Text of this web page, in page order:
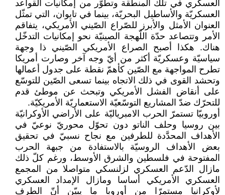
العسكري في تلك المنطقة وتطوّر من إمكانيات القواعد
العسكريّة والأساطيل البحريّة، بينما في تايوان، التي تمثّل
العنوان الأمثل والأبرز للصّراع الصّيني الأمريكي، يتفاقم
الأمر وتتصاعد حدّة اللّهجة الصينيّة نحو إمكانيات التدخّل
هناك. هكذا أصبح الصراع الأمريكي الصّيني ذا وجهة
سياسيّة وعسكريّة أكثر من أيّ وجه آخر وصارت أمريكا
تطرح المواجهة مع الصّين كأهمّ نقطة على جدول أعمالها
وتحشد القوى في ذلك الاتجاه بينما تسعى الصّين للتوسّع
على أنقاض الفشل الأمريكي وتبحث عن موطئ قدم
للتحرّك ضدّ المشاريع التوسّعيّة الاستعماريّة الأمريكيّة.
أوروبيّا تستمرّ الحرب الامبرياليّة على الأراضي الأوكرانيّة
بين روسيا وحلف الناتو دون تحوّل محوريّ نوعيّ في
الأهداف المحدَّدة للطرفين مع نجاح نسبيّ في تحقيق
بعض الأهداف الروسيّة بالاستفادة من جبهة الحرب
المفتوحة في فلسطين والشرق الأوسط، ورغم كلّ ذلك
مازال الدّعم العسكري لزلنسكي متواصلا من المجمع
العسكري الأمريكي أساسا ومازال الإمداد العسكري
لأوكرانيا مستمرّا من أوروبا ما يبيّن أنّ الطرف